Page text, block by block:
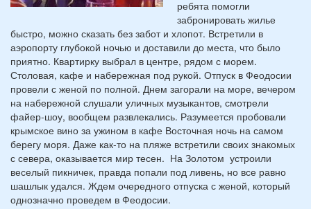
ребята помогли
забронировать жилье
быстро, можно сказать без забот и хлопот. Встретили в
аэропорту глубокой ночью и доставили до места, что было
приятно. Квартирку выбрал в центре, рядом с морем.
Столовая, кафе и набережная под рукой. Отпуск в Феодосии
провели с женой по полной. Днем загорали на море, вечером
на набережной слушали уличных музыкантов, смотрели
файер-шоу, вообщем развлекались. Разумеется пробовали
крымское вино за ужином в кафе Восточная ночь на самом
берегу моря. Даже как-то на пляже встретили своих знакомых
с севера, оказывается мир тесен. На Золотом устроили
веселый пикничек, правда попали под ливень, но все равно
шашлык удался. Ждем очередного отпуска с женой, который
однозначно проведем в Феодосии.